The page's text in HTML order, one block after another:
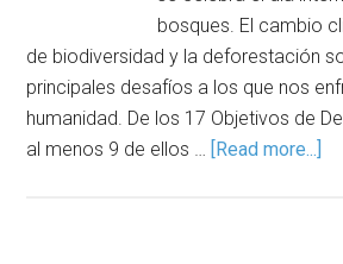
bosques. El cambio
de biodiversidad y la deforestación
principales desafíos a los que nos
humanidad. De los 17 Objetivos de
al menos 9 de ellos … [Read more...]